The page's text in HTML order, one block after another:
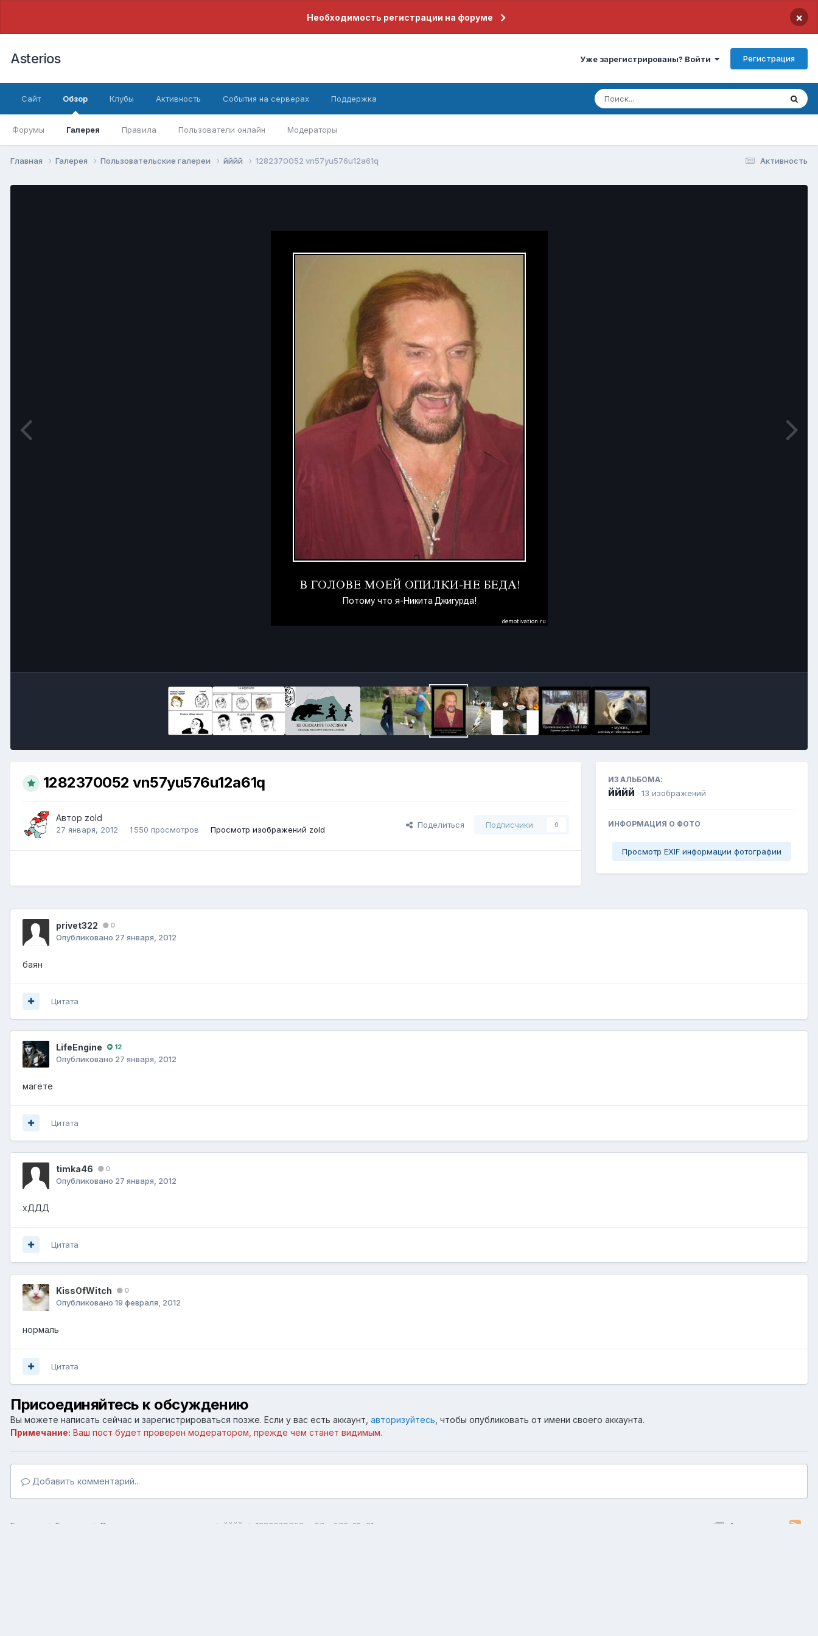
Необходимость регистрации на форуме ×
Asterios Уже зарегистрированы? Войти Регистрация
Сайт Обзор
Форумы Галерея Правила Пользователи онлайн Модераторы
Клубы Активность События на серверах Поддержка
Активность
Главная Галерея Пользовательские галереи йййй 1282370052 vn57yu576u12a61q
1282370052 vn57yu576u12a61q
Автор zold
27 января, 2012 1 550 просмотров Просмотр изображений zold
Поделиться Подписчики 0
ИЗ АЛЬБОМА:
йййй · 13 изображений
ИНФОРМАЦИЯ О ФОТО
Просмотр EXIF информации фотографии
privet322 0
Опубликовано 27 января, 2012
баян
Цитата
LifeEngine 12
Опубликовано 27 января, 2012
магёте
Цитата
timka46 0
Опубликовано 27 января, 2012
хДДД
Цитата
KissOfWitch 0
Опубликовано 19 февраля, 2012
нормаль
Цитата
Присоединяйтесь к обсуждению
Вы можете написать сейчас и зарегистрироваться позже. Если у вас есть аккаунт, авторизуйтесь , чтобы опубликовать от имени своего аккаунта.
Примечание: Ваш пост будет проверен модератором, прежде чем станет видимым.
Добавить комментарий...
Активность
Главная Галерея Пользовательские галереи йййй 1282370052 vn57yu576u12a61q